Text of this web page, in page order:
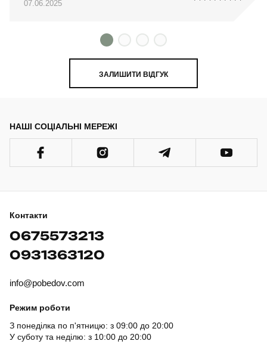
07.06.2025
ЗАЛИШИТИ ВІДГУК
НАШІ СОЦІАЛЬНІ МЕРЕЖІ
Контакти
0675573213
0931363120
info@pobedov.com
Режим роботи
З понеділка по п'ятницю: з 09:00 до 20:00
У суботу та неділю: з 10:00 до 20:00